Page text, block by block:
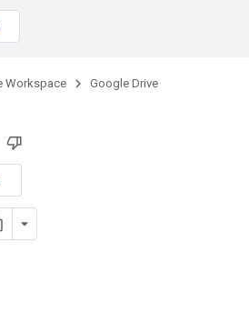
Workspace
Google Drive